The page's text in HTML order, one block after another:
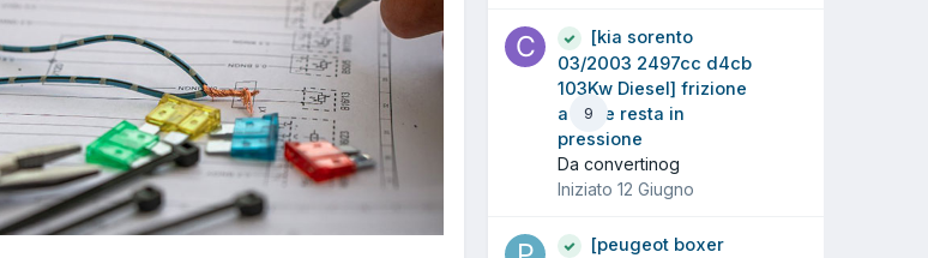
9
[kia sorento
03/2003 2497cc d4cb
103Kw Diesel] frizione
a volte resta in
pressione
Da convertinog
Iniziato 12 Giugno
[peugeot boxer